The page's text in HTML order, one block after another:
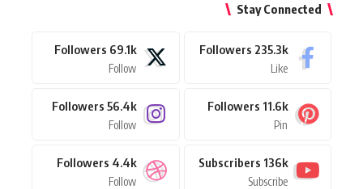
Stay
235.3k
Followers
69.1k
Followers
Follow
11.6k
Followers
56.4k
Followers
Follow
136k
Subscribers
Subscribe
4.4k
Followers
Follow